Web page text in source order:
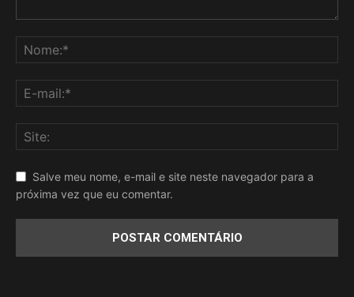
Salve meu nome, e-mail e site neste navegador para a
próxima vez que eu comentar.